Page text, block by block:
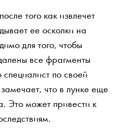
того как извлечет
ее осколки на
для того, чтобы
все фрагменты
по своей
что в лунке еще
Это может привести к